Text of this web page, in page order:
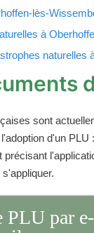
lès-
à
naturelles
sont
d'un
précisant
PLU par e-